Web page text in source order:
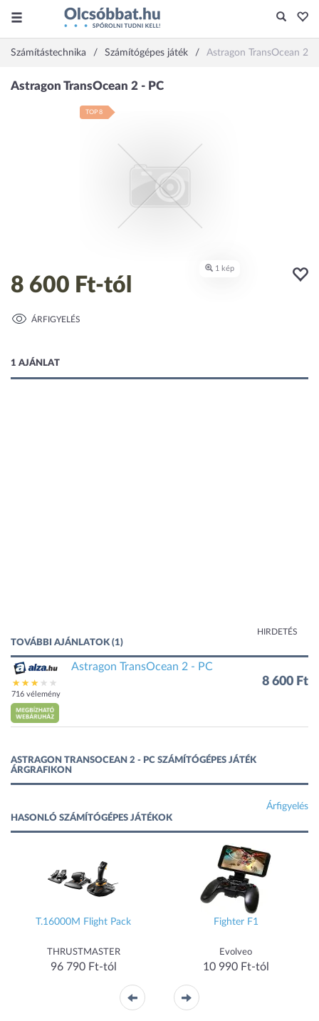
Számítástechnika Számítógépes játék Astragon TransOcean 2 -
8 600 Ft-tól
ÁRFIGYELÉS
1 AJÁNLAT
HIRDETÉS
TOVÁBBI AJÁNLATOK (1)
716 vélemény
Astragon TransOcean 2 - PC
8 600 Ft
ASTRAGON TRANSOCEAN 2 - PC SZÁMÍTÓGÉPES JÁTÉK
ÁRGRAFIKON
Árfigyelés
HASONLÓ SZÁMÍTÓGÉPES JÁTÉKOK
T.16000M Flight Pack
THRUSTMASTER
96 790 Ft-tól
Fighter F1
Evolveo
10 990 Ft-tól